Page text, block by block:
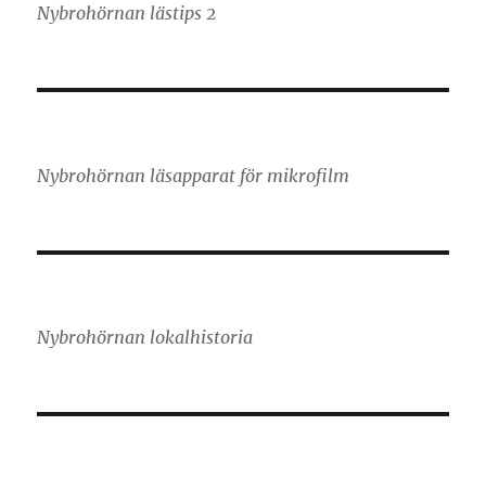
Nybrohörnan lästips 2
Nybrohörnan läsapparat för mikrofilm
Nybrohörnan lokalhistoria